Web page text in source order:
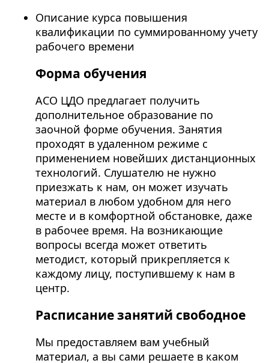
Описание курса повышения
квалификации по суммированному учету
рабочего времени
Форма обучения
АСО ЦДО предлагает получить
дополнительное образование по
заочной форме обучения. Занятия
проходят в удаленном режиме с
применением новейших дистанционных
технологий. Слушателю не нужно
приезжать к нам, он может изучать
материал в любом удобном для него
месте и в комфортной обстановке, даже
в рабочее время. На возникающие
вопросы всегда может ответить
методист, который прикрепляется к
каждому лицу, поступившему к нам в
центр.
Расписание занятий свободное
Мы предоставляем вам учебный
материал, а вы сами решаете в каком